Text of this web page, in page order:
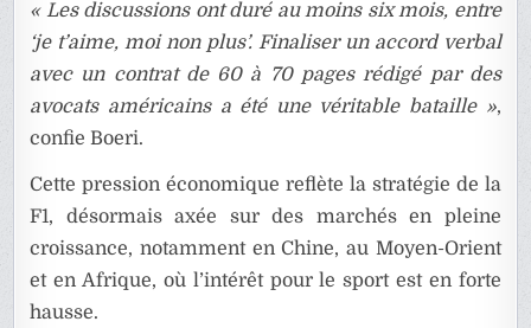
« Les discussions ont duré au moins six mois, entre
‘je t’aime, moi non plus’. Finaliser un accord verbal
avec un contrat de 60 à 70 pages rédigé par des
avocats américains a été une véritable bataille »,
confie Boeri.
Cette pression économique reflète la stratégie de la
F1, désormais axée sur des marchés en pleine
croissance, notamment en Chine, au Moyen-Orient
et en Afrique, où l’intérêt pour le sport est en forte
hausse.